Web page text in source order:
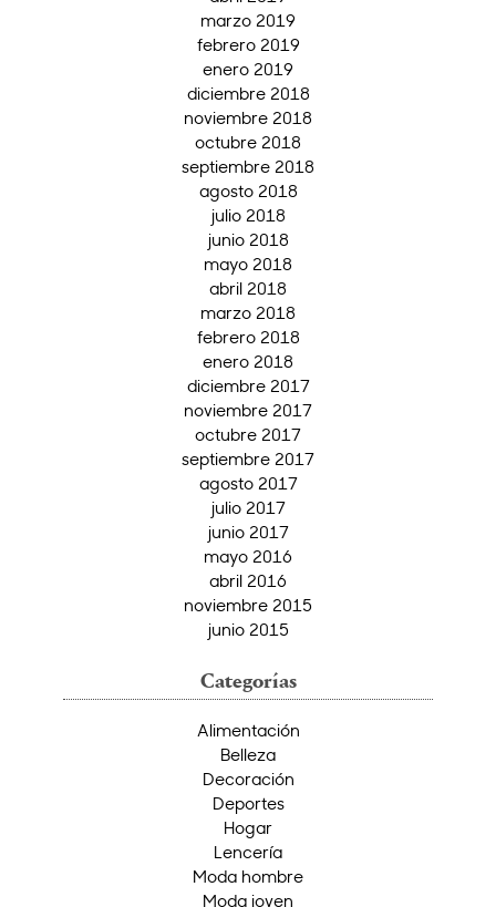
marzo 2019
febrero 2019
enero 2019
diciembre 2018
noviembre 2018
octubre 2018
septiembre 2018
agosto 2018
julio 2018
junio 2018
mayo 2018
abril 2018
marzo 2018
febrero 2018
enero 2018
diciembre 2017
noviembre 2017
octubre 2017
septiembre 2017
agosto 2017
julio 2017
junio 2017
mayo 2016
abril 2016
noviembre 2015
junio 2015
Categorías
Alimentación
Belleza
Decoración
Deportes
Hogar
Lencería
Moda hombre
Moda joven